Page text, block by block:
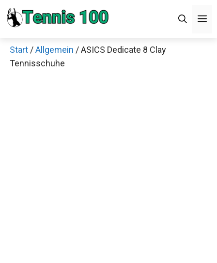
Zum
Inhalt
Start /Allgemein / ASICS Dedicate 8 Clay
Tennisschuhe